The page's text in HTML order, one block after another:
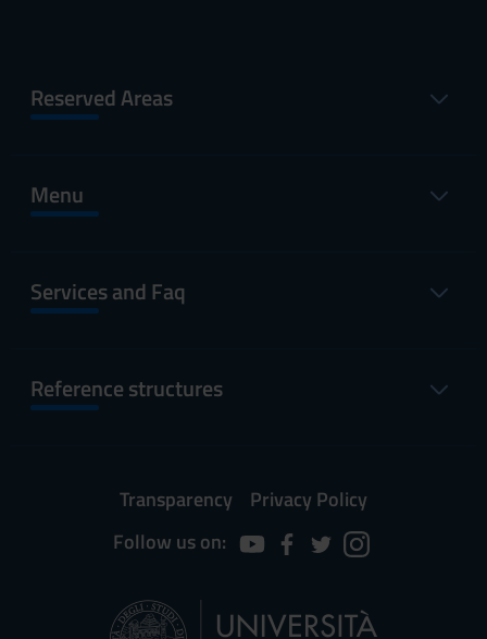
Reserved Areas
Menu
Services and Faq
Reference structures
Transparency
Privacy Policy
Follow us on: